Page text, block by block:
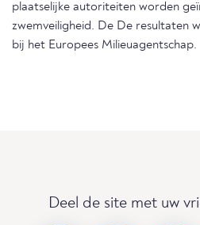
plaatselijke autoriteiten worden
zwemveiligheid. De De resultaten
bij het Europees Milieuagentschap.
Deel de site met uw